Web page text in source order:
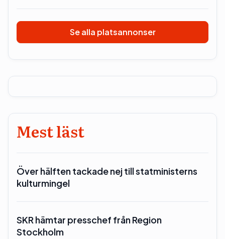
Se alla platsannonser
Mest läst
Över hälften tackade nej till statministerns
kulturmingel
SKR hämtar presschef från Region
Stockholm